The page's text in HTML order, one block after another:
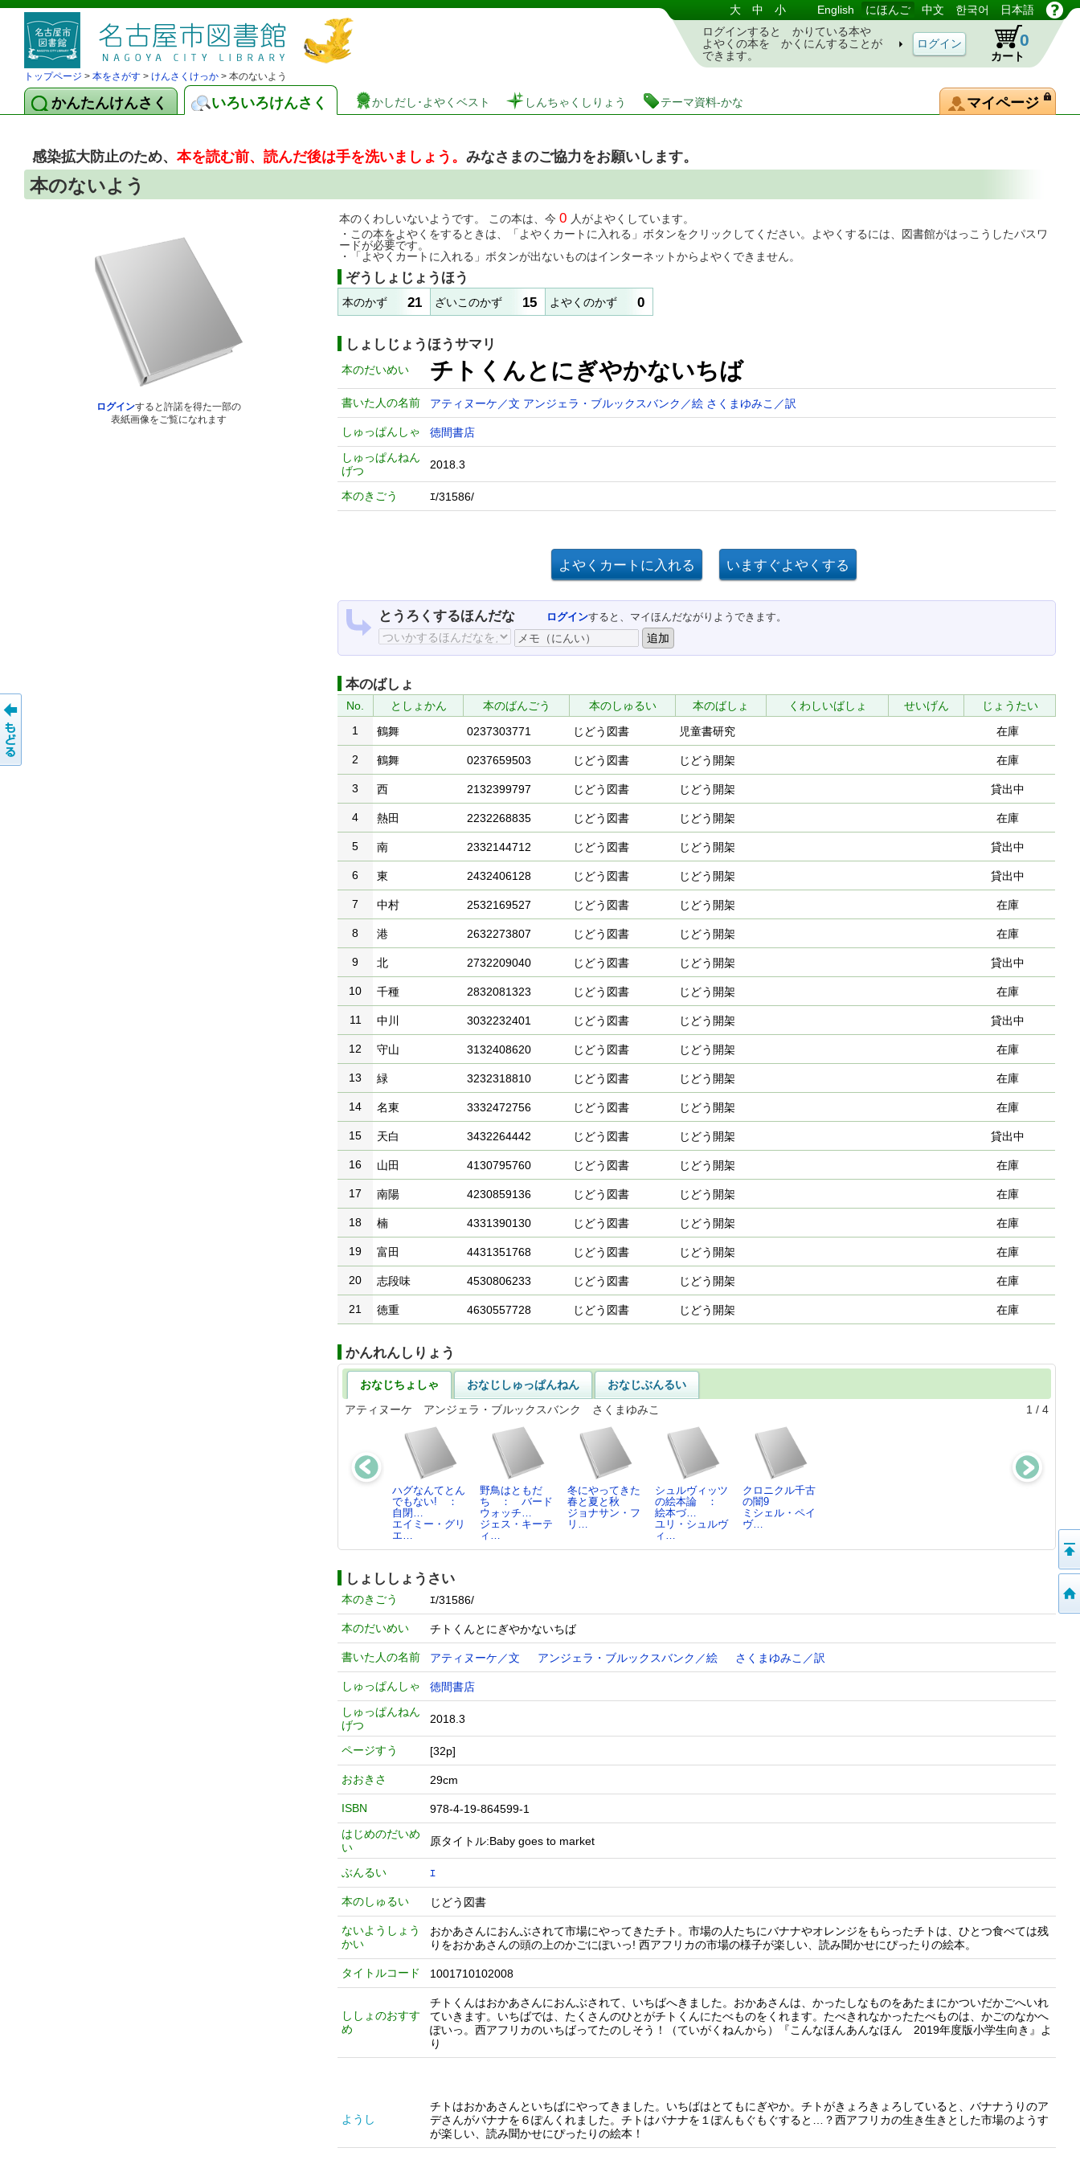
としょかんぞうしょけんさく・よやくシステム 大 中 小 English にほんご 中文 한국어 日本語
ログインすると かりている本や
よやくの本を かくにんすることが
できます。
カート
0
トップページ > 本をさがす > けんさくけっか > 本のないよう
かんたんけんさく いろいろけんさく かしだし･よやくベスト しんちゃくしりょう テーマ資料-かな マイページ
感染拡大防止のため、 本を読む前、読んだ後は手を洗いましょう。 みなさまのご協力をお願いします。
本のないよう
ログインすると許諾を得た一部の
表紙画像をご覧になれます
本のくわしいないようです。 この本は、今 0 人がよやくしています。
・この本をよやくをするときは、「よやくカートに入れる」ボタンをクリックしてください。よやくするには、図書館がはっこうしたパスワ
ードが必要です。
・「よやくカートに入れる」ボタンが出ないものはインターネットからよやくできません。
ぞうしょじょうほう
本のかず 21 ざいこのかず 15 よやくのかず 0
しょしじょうほうサマリ
本のだいめい チトくんとにぎやかないちば
書いた人の名前 アティヌーケ／文 アンジェラ・ブルックスバンク／絵 さくまゆみこ／訳
しゅっぱんしゃ
徳間書店
しゅっぱんねん
げつ
2018.3
本のきごう ｴ/31586/
とうろくするほんだな ログインすると、マイほんだながりようできます。
本のばしょ
No. としょかん 本のばんごう 本のしゅるい 本のばしょ くわしいばしょ せいげん
じょうたい
1
鶴舞 0237303771 じどう図書 児童書研究 在庫
2 鶴舞 0237659503 じどう図書 じどう開架 在庫
3 西 2132399797 じどう図書 じどう開架 貸出中
4 熱田 2232268835 じどう図書 じどう開架 在庫
5 南 2332144712 じどう図書 じどう開架 貸出中
6 東 2432406128 じどう図書 じどう開架 貸出中
7 中村 2532169527 じどう図書 じどう開架 在庫
8 港 2632273807 じどう図書 じどう開架 在庫
9 北 2732209040 じどう図書 じどう開架 貸出中
10 千種 2832081323 じどう図書 じどう開架 在庫
11 中川 3032232401 じどう図書 じどう開架 貸出中
12 守山 3132408620 じどう図書 じどう開架 在庫
13 緑 3232318810 じどう図書 じどう開架 在庫
14 名東 3332472756 じどう図書 じどう開架 在庫
15 天白 3432264442 じどう図書 じどう開架 貸出中
16 山田 4130795760 じどう図書 じどう開架 在庫
17 南陽 4230859136 じどう図書 じどう開架 在庫
18 楠 4331390130 じどう図書 じどう開架 在庫
19 富田 4431351768 じどう図書 じどう開架 在庫
20 志段味 4530806233 じどう図書 じどう開架 在庫
21 徳重 4630557728 じどう図書 じどう開架 在庫
かんれんしりょう
おなじちょしゃ おなじしゅっぱんねん
おなじぶんるい
アティヌーケ アンジェラ・ブルックスバンク さくまゆみこ
1 / 4
ハグなんてとん
でもない! ：
自閉…
エイミー・グリ
エ…
野鳥はともだ
ち ： バード
ウォッチ…
ジェス・キーテ
ィ…
冬にやってきた
春と夏と秋
ジョナサン・フ
リ…
シュルヴィッツ
の絵本論 ：
絵本づ…
ユリ・シュルヴ
ィ…
クロニクル千古
の闇9
ミシェル・ペイ
ヴ…
しょししょうさい
本のきごう ｴ/31586/
本のだいめい チトくんとにぎやかないちば
書いた人の名前 アティヌーケ／文 アンジェラ・ブルックスバンク／絵 さくまゆみこ／訳
しゅっぱんしゃ
徳間書店
しゅっぱんねん
げつ
2018.3
ページすう [32p]
おおきさ 29cm
ISBN
978-4-19-864599-1
はじめのだいめ
い
原タイトル:Baby goes to market
ぶんるい ｴ
本のしゅるい じどう図書
ないようしょう
かい
おかあさんにおんぶされて市場にやってきたチト。市場の人たちにバナナやオレンジをもらったチトは、ひとつ食べては残
りをおかあさんの頭の上のかごにぽいっ! 西アフリカの市場の様子が楽しい、読み聞かせにぴったりの絵本。
タイトルコード 1001710102008
ししょのおすす
め
チトくんはおかあさんにおんぶされて、いちばへきました。おかあさんは、かったしなものをあたまにかついだかごへいれ
ていきます。いちばでは、たくさんのひとがチトくんにたべものをくれます。たべきれなかったたべものは、かごのなかへ
ぽいっ。西アフリカのいちばってたのしそう！（ていがくねんから）『こんなほんあんなほん 2019年度版小学生向き』よ
り
ようし
チトはおかあさんといちばにやってきました。いちばはとてもにぎやか。チトがきょろきょろしていると、バナナうりのア
デさんがバナナを６ぽんくれました。チトはバナナを１ぽんもぐもぐすると…？西アフリカの生き生きとした市場のようす
が楽しい、読み聞かせにぴったりの絵本！